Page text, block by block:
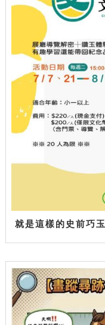
就是這樣的史前巧玉